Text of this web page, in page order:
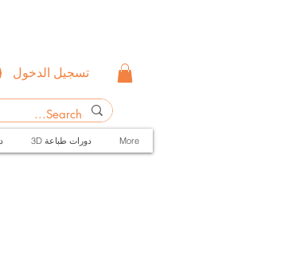
تسجيل الدخول
3D دورات طباعة More